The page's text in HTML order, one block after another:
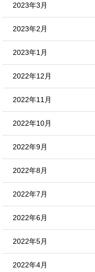
2023年3月
2023年2月
2023年1月
2022年12月
2022年11月
2022年10月
2022年9月
2022年8月
2022年7月
2022年6月
2022年5月
2022年4月